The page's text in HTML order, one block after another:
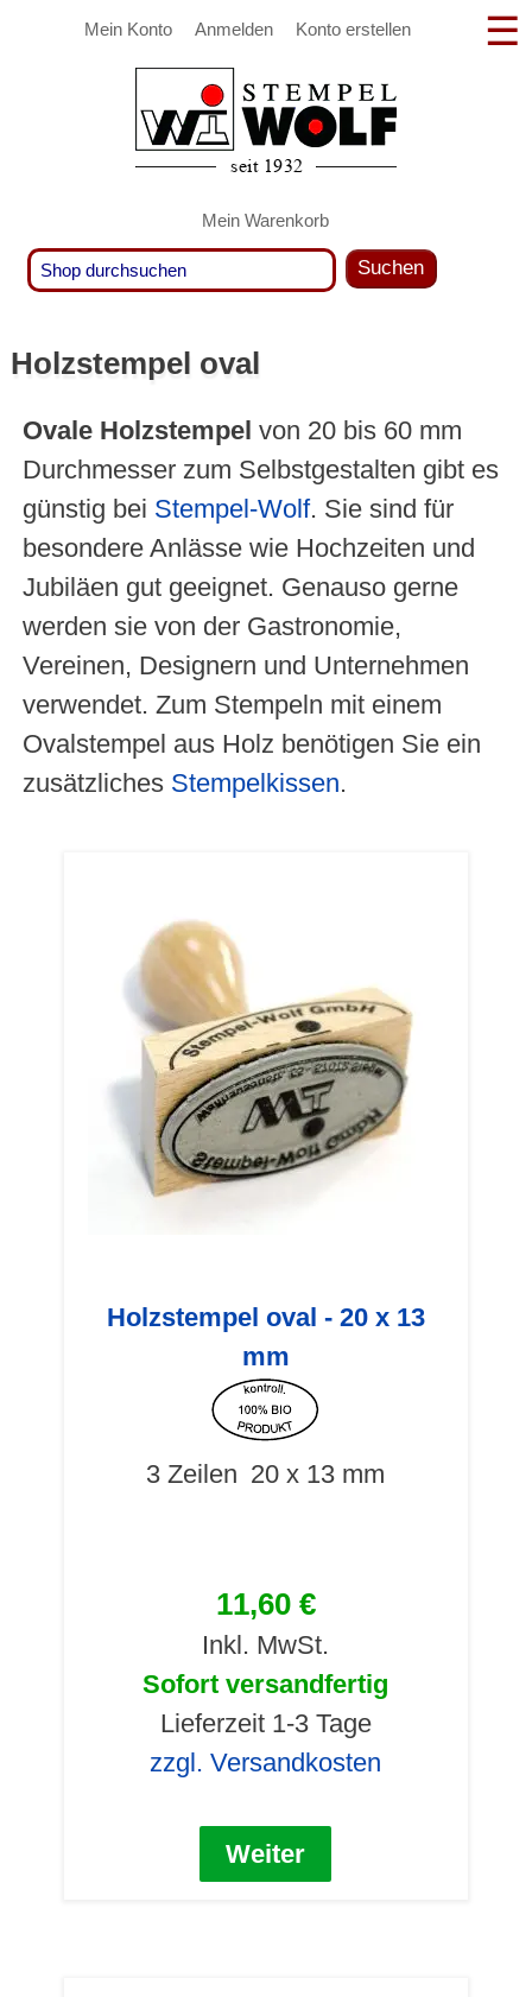
Mein Konto Anmelden Konto erstellen
Mein Warenkorb
Suchen
Holzstempel oval
Ovale Holzstempel von 20 bis 60 mm
Durchmesser zum Selbstgestalten gibt es
günstig bei Stempel-Wolf. Sie sind für
besondere Anlässe wie Hochzeiten und
Jubiläen gut geeignet. Genauso gerne
werden sie von der Gastronomie,
Vereinen, Designern und Unternehmen
verwendet. Zum Stempeln mit einem
Ovalstempel aus Holz benötigen Sie ein
zusätzliches Stempelkissen.
Holzstempel oval - 20 x 13
mm
3 Zeilen 20 x 13 mm
11,60 €
Inkl. MwSt.
Sofort versandfertig
Lieferzeit 1-3 Tage
zzgl. Versandkosten
Weiter